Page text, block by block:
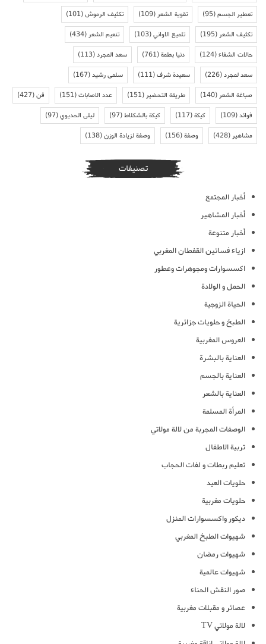
تعطير الجسم(95) تقوية الشعر(109) تكثيف الرموش(101)
تكثيف الشعر(195) تلميع الاواني(103) تنعيم الشعر(434)
حالات الشفاء(124) دنيا بطمة(761) سعد المجرد(113)
سعد لمجرد(226) سعيدة شرف(111) سلمى رشيد(167)
صباغة الشعر(140) طريقة التحضير(151) عدد الاصابات(151) فن(427)
فوائد(109) كيكة(117) كيكة بالشكلاط(97) ليلى الحديوي(97)
مشاهير(428) وصفة(156) وصفة لزيادة الوزن(138)
تصنيفات
أخبار المجتمع
أخبار المشاهير
أخبار متنوعة
ازياء فساتين القفطان المغربي
اكسسوارات ومجوهرات وعطور
الحمل و الولادة
الحياة الزوجية
الطبخ و حلويات جزائرية
العروس المغربية
العناية بالبشرة
العناية بالجسم
العناية بالشعر
المرأة المسلمة
الوصفات المجربة من لالة مولاتي
تربية الاطفال
تعليم ربطات و لفات الحجاب
حلويات العيد
حلويات مغربية
ديكور واكسسوارات المنزل
شهيوات الطبخ المغربي
شهيوات رمضان
شهيوات عالمية
صور النقش الحناء
عصائر و مقبلات مغربية
لالة مولاتي TV